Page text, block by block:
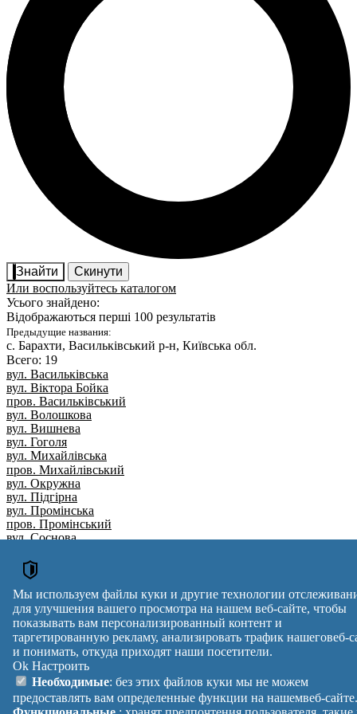
Знайти
Скинути
Или воспользуйтесь каталогом
Усього знайдено:
Відображаються перші 100 результатів
Предыдущие названия:
с. Барахти, Васильківський р-н, Київська обл.
Всего: 19
вул. Васильківська
вул. Віктора Бойка
пров. Васильківський
вул. Волошкова
вул. Вишнева
вул. Гоголя
вул. Михайлівська
пров. Михайлівський
вул. Окружна
вул. Підгірна
вул. Промінська
пров. Промінський
вул. Соснова
вул. Сонячна
вул. Хліборобська
вул. Шевченка
пров. Шевченка
вул. Щаслива
Вулиця
№ будинків
Індекс
reklama
Правила
Помощь
Платные
Политика
конфиденциальности
Манифест
Обратная
связь
Украина
Мы используем файлы куки и другие технологии
для улучшения вашего просмотра на нашем веб-сайте, чтобы
показывать вам персонализированный контент и
таргетированную рекламу, анализировать трафик нашеговеб-
и понимать, откуда приходят наши посетители.
Ok Настроить
Необходимые: без этих файлов куки мы не можем
предоставлять вам определенные функции на нашемвеб-